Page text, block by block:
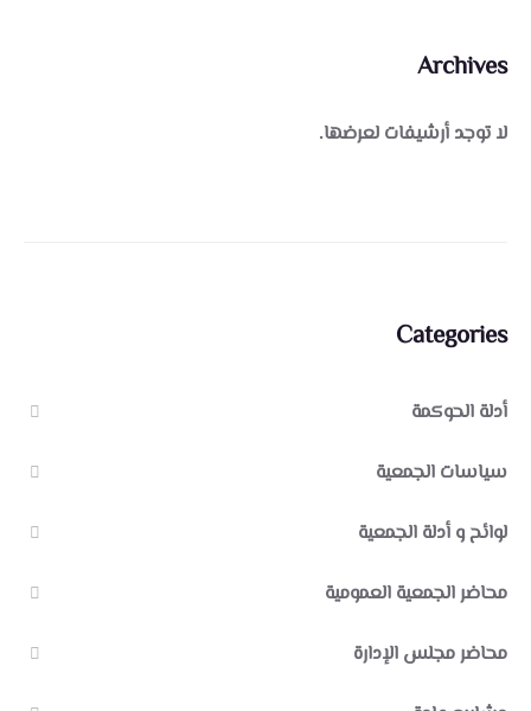
Archives
لا توجد أرشيفات لعرضها.
Categories
أدلة الحوكمة
سياسات الجمعية
لوائح و أدلة الجمعية
محاضر الجمعية العمومية
محاضر مجلس الإدارة